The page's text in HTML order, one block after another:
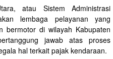
atau Sistem Administrasi
lembaga pelayanan yang
bermotor di wilayah Kabupaten
jawab atas proses
hal terkait pajak kendaraan.